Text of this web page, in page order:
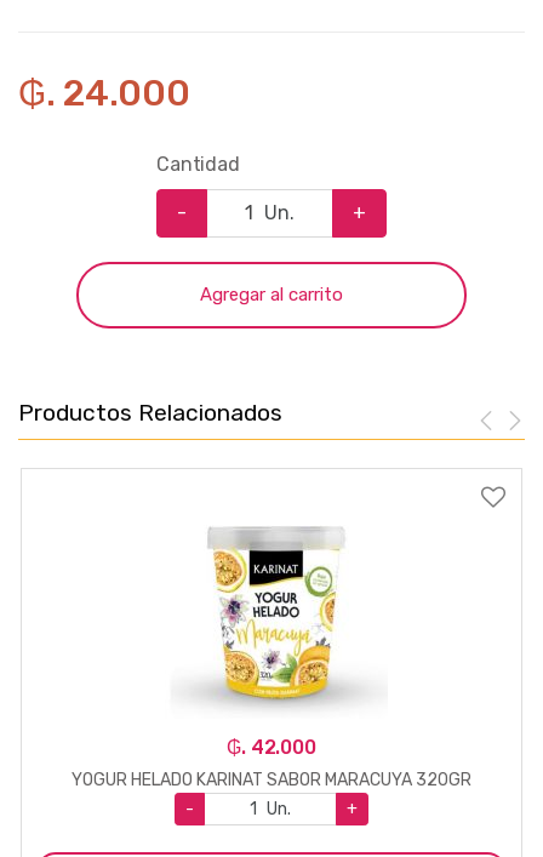
₲. 24.000
Cantidad
- Un. +
Agregar al carrito
Productos Relacionados
₲. 42.000
YOGUR HELADO KARINAT SABOR MARACUYA 320GR
-
Un. +